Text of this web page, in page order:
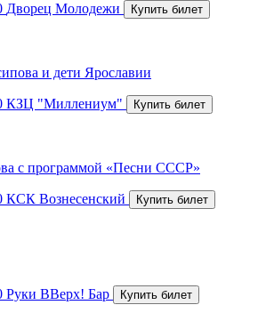
Дворец Молодежи
и дети Ярославии
КЗЦ "Миллениум"
с программой «Песни СССР»
КСК Вознесенский
Руки ВВерх! Бар